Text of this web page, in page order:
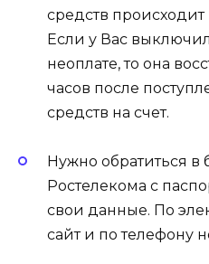
средств происходит
Если у Вас
неоплате, то она
часов после
средств на счет.
Нужно обратиться
Ростелекома с
свои данные. По
сайт и по телефону